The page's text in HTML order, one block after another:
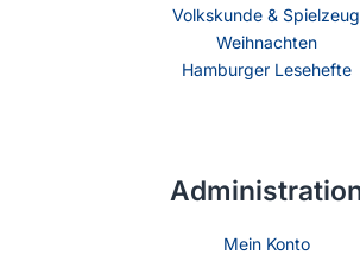
Volkskunde & Spielzeug
Weihnachten
Hamburger Lesehefte
Mein Konto